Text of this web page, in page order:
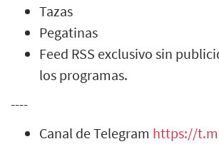
Tazas
Pegatinas
Feed RSS exclusivo sin
los programas.
----
Canal de Telegram https://